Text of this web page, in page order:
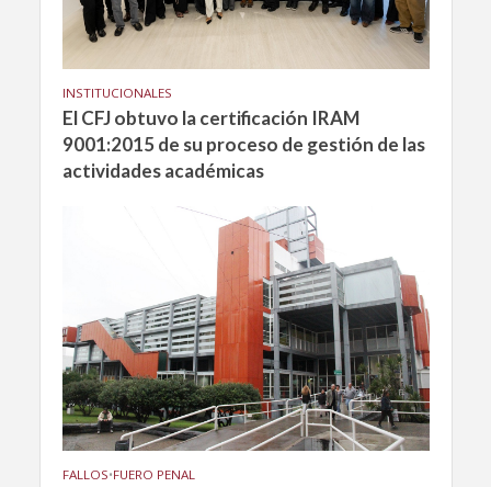
INSTITUCIONALES
El CFJ obtuvo la certificación IRAM
9001:2015 de su proceso de gestión de las
actividades académicas
FALLOS•FUERO PENAL